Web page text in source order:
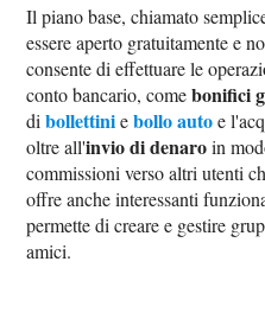
Il piano base, chiamato
essere aperto gratuitamente e
consente di effettuare le
conto bancario, comebonifici
dibollettiniebollo autoe
oltre all'invio di denaroin
commissioni verso altri utenti
offre anche interessanti
permette di creare e gestire
amici.